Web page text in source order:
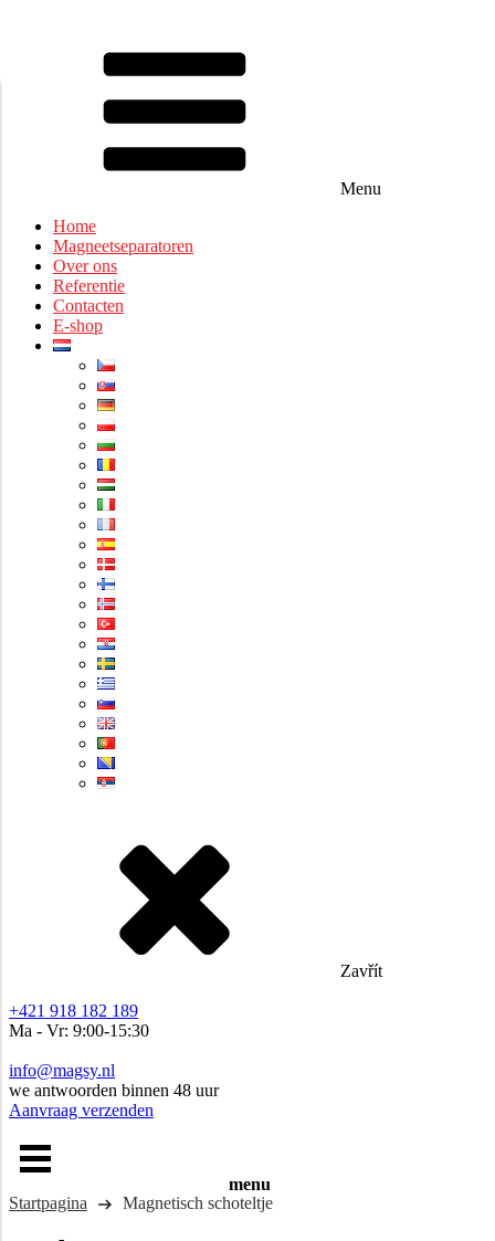
Menu
Home
Magneetseparatoren
Over ons
Referentie
Contacten
E-shop
Zavřít
+421 918 182 189
Ma - Vr: 9:00-15:30
info@magsy.nl
we antwoorden binnen 48 uur
Aanvraag verzenden
menu
Startpagina
Magnetisch schoteltje